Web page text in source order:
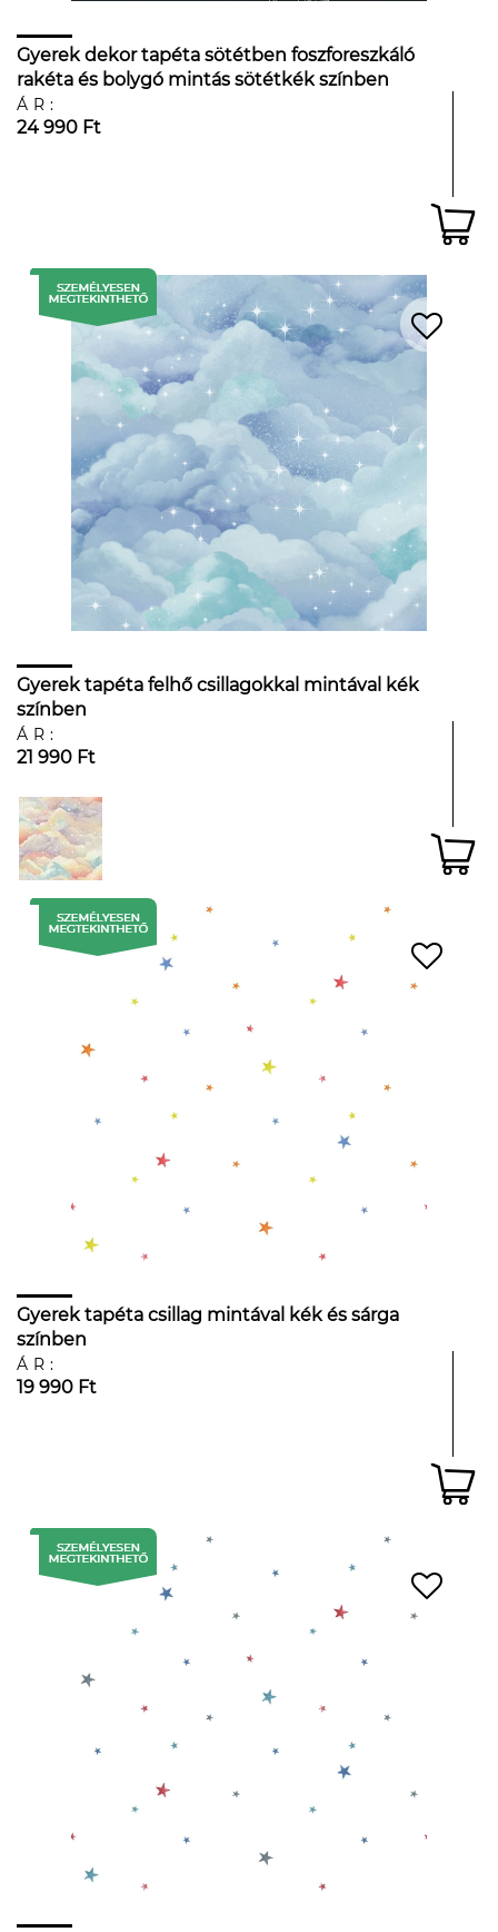
Gyerek dekor tapéta sötétben foszforeszkáló
rakéta és bolygó mintás sötétkék színben
ÁR:
24 990 Ft
Gyerek tapéta felhő csillagokkal mintával kék
színben
ÁR:
21 990 Ft
Gyerek tapéta csillag mintával kék és sárga
színben
ÁR:
19 990 Ft